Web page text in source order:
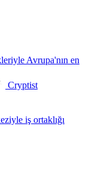
Avrupa'nın en
Cryptist
iş ortaklığı